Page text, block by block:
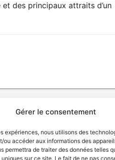
Gérer le consentement
expériences, nous utilisons des
ou accéder aux informations des
permettra de traiter des données telles
sur ce site. Le fait de ne pas
des principaux attraits d’un
Politique de confidentialité